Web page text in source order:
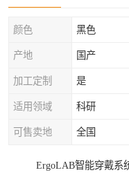
颜色 黑色
产地 国产
加工定制 是
适用领域 科研
可售卖地 全国
ErgoLAB智能穿戴系